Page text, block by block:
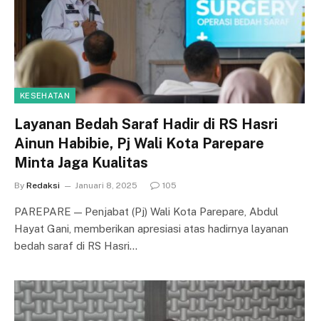
KESEHATAN
Layanan Bedah Saraf Hadir di RS Hasri
Ainun Habibie, Pj Wali Kota Parepare
Minta Jaga Kualitas
By Redaksi Januari 8, 2025 105
PAREPARE — Penjabat (Pj) Wali Kota Parepare, Abdul
Hayat Gani, memberikan apresiasi atas hadirnya layanan
bedah saraf di RS Hasri…